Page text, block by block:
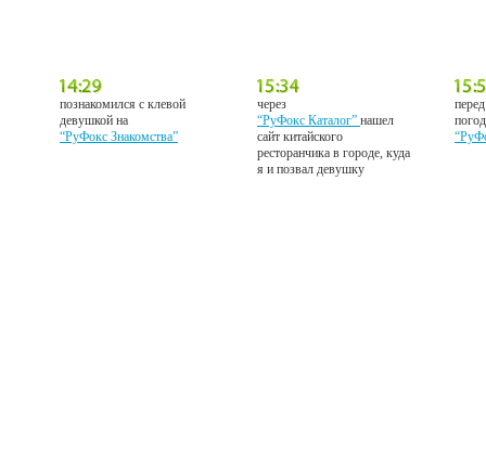
познакомился с клевой
девушкой на
“РуФокс Знакомства”
через
“РуФокс Каталог”нашел
сайт китайского
ресторанчика в городе, куда
я и позвал девушку